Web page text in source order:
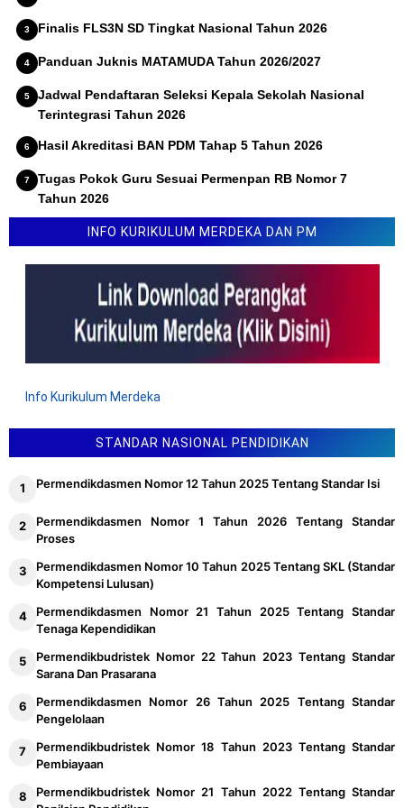
Finalis FLS3N SD Tingkat Nasional Tahun 2026
Panduan Juknis MATAMUDA Tahun 2026/2027
Jadwal Pendaftaran Seleksi Kepala Sekolah Nasional
Terintegrasi Tahun 2026
Hasil Akreditasi BAN PDM Tahap 5 Tahun 2026
Tugas Pokok Guru Sesuai Permenpan RB Nomor 7
Tahun 2026
Lomba Inovasi Karya Guru 2026 (LINKAR)
INFO KURIKULUM MERDEKA DAN PM
Info Kurikulum Merdeka
STANDAR NASIONAL PENDIDIKAN
Permendikdasmen Nomor 12 Tahun 2025 Tentang Standar Isi
Permendikdasmen Nomor 1 Tahun 2026 Tentang Standar
Proses
Permendikdasmen Nomor 10 Tahun 2025 Tentang SKL (Standar
Kompetensi Lulusan)
Permendikdasmen Nomor 21 Tahun 2025 Tentang Standar
Tenaga Kependidikan
Permendikbudristek Nomor 22 Tahun 2023 Tentang Standar
Sarana Dan Prasarana
Permendikdasmen Nomor 26 Tahun 2025 Tentang Standar
Pengelolaan
Permendikbudristek Nomor 18 Tahun 2023 Tentang Standar
Pembiayaan
Permendikbudristek Nomor 21 Tahun 2022 Tentang Standar